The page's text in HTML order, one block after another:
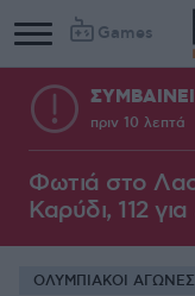
Games
πριν 10 λεπτά
Φωτιά στο
Καρύδι, 112
ΟΛΥΜΠΙΑΚΟΙ ΑΓΩΝΕΣ